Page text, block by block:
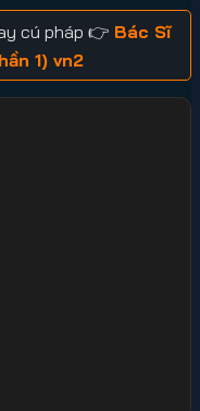
cú pháp 👉 Bác Sĩ
1) vn2